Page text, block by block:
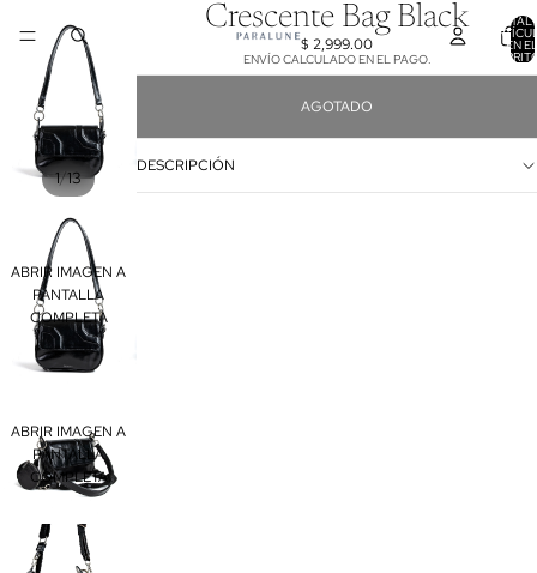
TOTAL
EN EL
1/13
ABRIR IMAGEN A
PANTALLA
COMPLETA
ABRIR IMAGEN A
PANTALLA
COMPLETA
Crescente Bag Black
$ 2,999.00
ENVÍO CALCULADO EN EL PAGO.
AGOTADO
DESCRIPCIÓN